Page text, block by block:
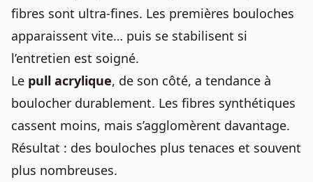
fibres sont ultra-fines. Les premières bouloches
apparaissent vite… puis se stabilisent si
l’entretien est soigné.
Le pull acrylique, de son côté, a tendance à
boulocher durablement. Les fibres synthétiques
cassent moins, mais s’agglomèrent davantage.
Résultat : des bouloches plus tenaces et souvent
plus nombreuses.